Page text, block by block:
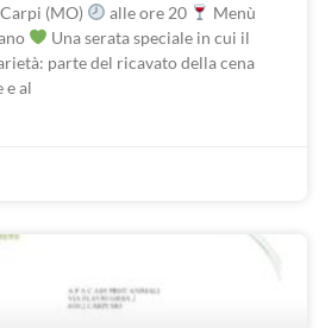
(MO)
alle ore 20
Menù
Una serata speciale in cui il
parte del ricavato della cena
e al